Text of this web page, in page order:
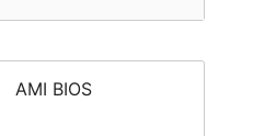
AMI BIOS